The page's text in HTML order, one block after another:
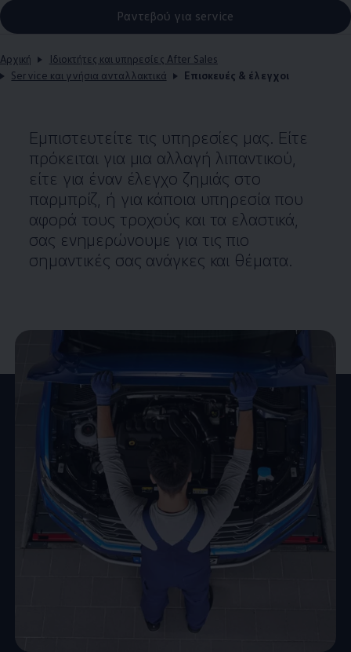
Ραντεβού για service
Αρχική
Ιδιοκτήτες και υπηρεσίες After Sales
Service και γνήσια ανταλλακτικά
Επισκευές & έλεγχοι
Εμπιστευτείτε τις υπηρεσίες μας. Είτε
πρόκειται για μια αλλαγή λιπαντικού,
είτε για έναν έλεγχο ζημιάς στο
παρμπρίζ, ή για κάποια υπηρεσία που
αφορά τους τροχούς και τα ελαστικά,
σας ενημερώνουμε για τις πιο
σημαντικές σας ανάγκες και θέματα.